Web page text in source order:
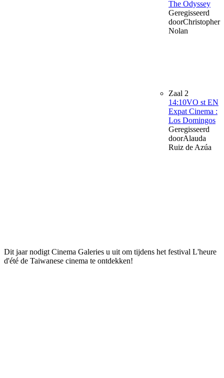
The Odyssey
Geregisseerd
doorChristopher
Nolan
Zaal 2
14:10VO st EN
Expat Cinema :
Los Domingos
Geregisseerd
doorAlauda
Ruiz de Azúa
Dit jaar nodigt Cinema Galeries u uit om tijdens het festival L'heure
d'été de Taiwanese cinema te ontdekken!